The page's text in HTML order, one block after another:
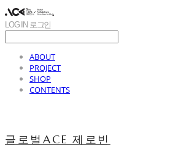
LOG IN 로그인
ABOUT
PROJECT
SHOP
CONTENTS
글로벌ACE 제로빈